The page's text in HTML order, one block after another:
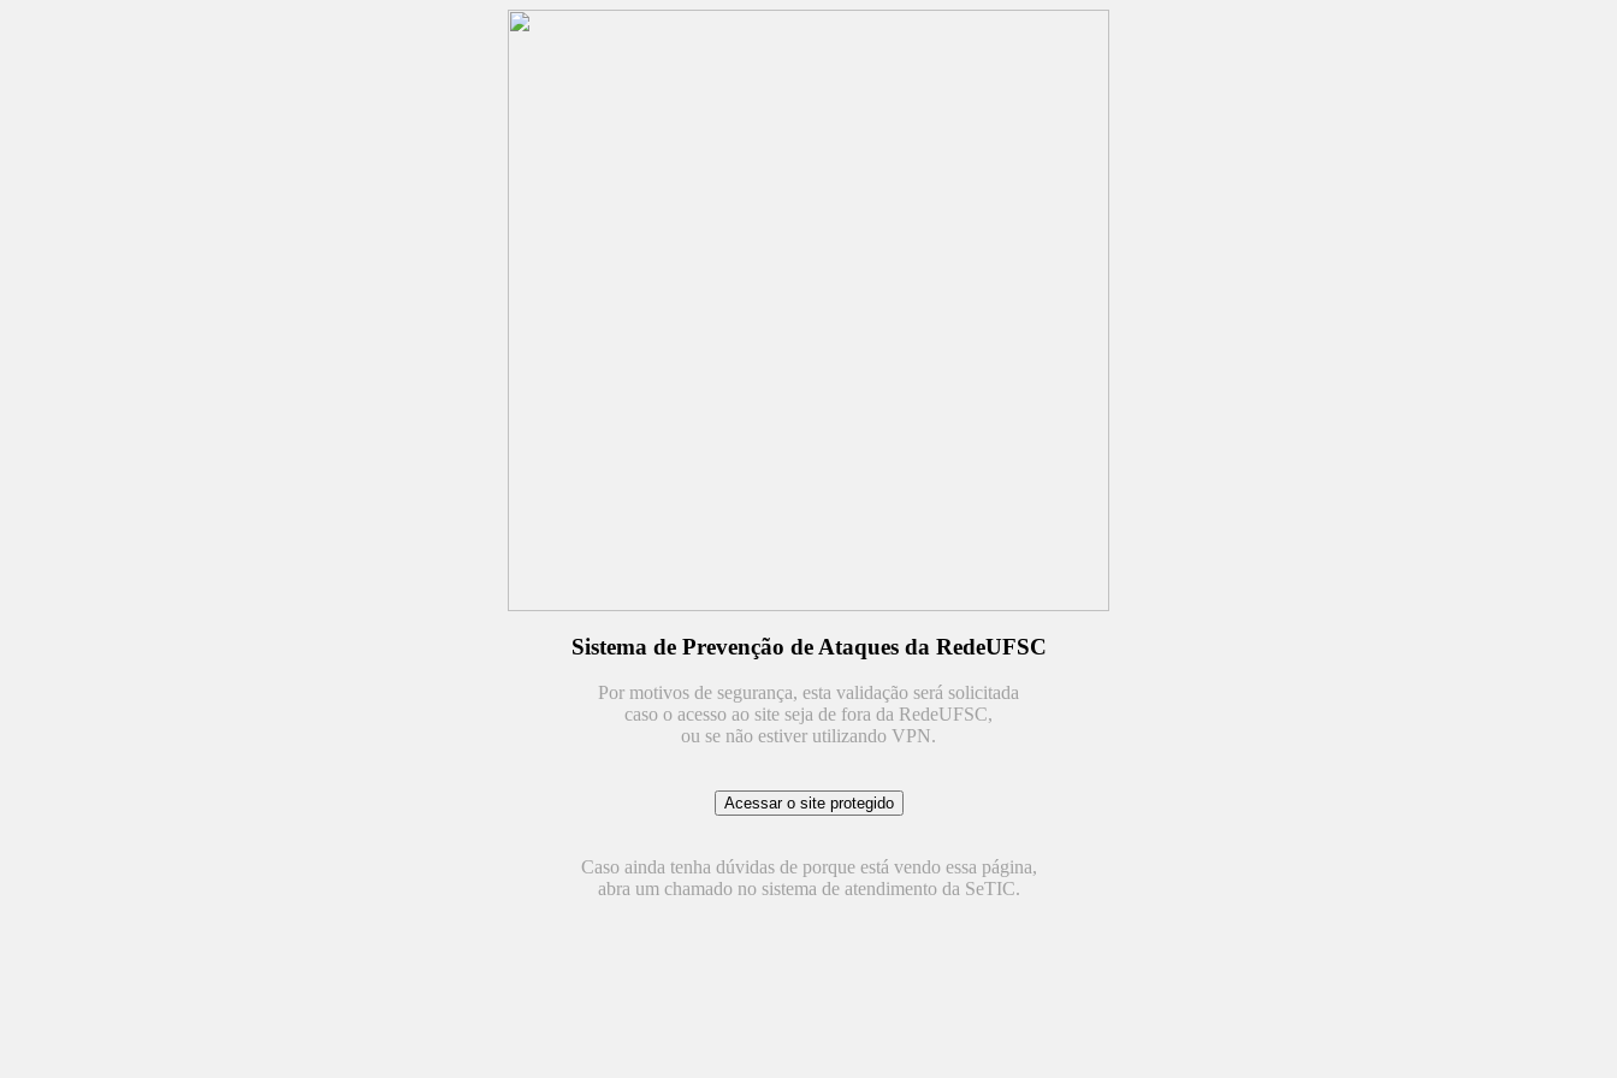
Sistema de Prevenção de Ataques da RedeUFSC
Por motivos de segurança, esta validação será solicitada
caso o acesso ao site seja de fora da RedeUFSC,
ou se não estiver utilizando VPN.
Caso ainda tenha dúvidas de porque está vendo essa página,
abra um chamado no sistema de atendimento da SeTIC.